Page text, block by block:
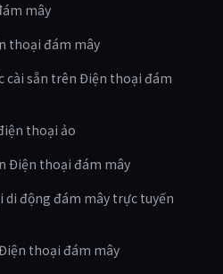
mây
thoại đám mây
cài sẵn trên Điện thoại đám
thoại ảo
Điện thoại đám mây
di động đám mây trực tuyến
thoại đám mây